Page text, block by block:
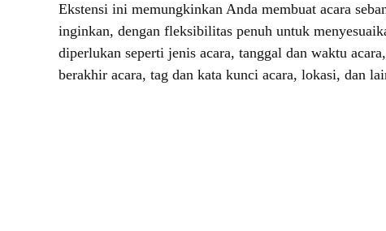
Ekstensi ini memungkinkan Anda membuat acara
inginkan, dengan fleksibilitas penuh untuk
diperlukan seperti jenis acara, tanggal dan waktu
berakhir acara, tag dan kata kunci acara, lokasi, dan